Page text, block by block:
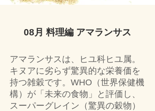
08月 料理編 アマランサス
アマランサスは、ヒユ科ヒユ属。
キヌアに劣らず驚異的な栄養価を
持つ雑穀です。WHO（世界保健機
構）が「未来の食物」と評価し、
スーパーグレイン（驚異の穀物）